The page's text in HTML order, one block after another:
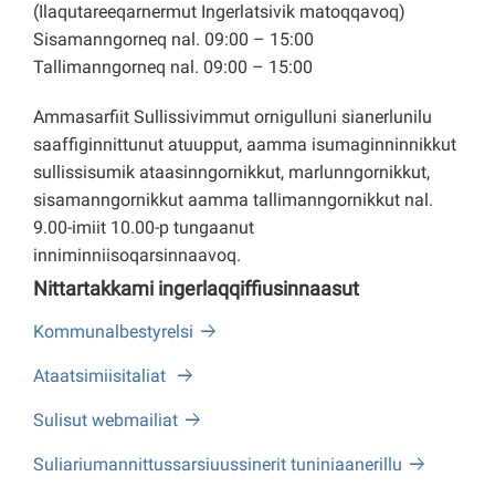
(Ilaqutareeqarnermut Ingerlatsivik matoqqavoq)
Sisamanngorneq nal. 09:00 – 15:00
Tallimanngorneq nal. 09:00 – 15:00
Ammasarfiit Sullissivimmut ornigulluni sianerlunilu
saaffiginnittunut atuupput, aamma isumaginninnikkut
sullissisumik ataasinngornikkut, marlunngornikkut,
sisamanngornikkut aamma tallimanngornikkut nal.
9.00-imiit 10.00-p tungaanut
inniminniisoqarsinnaavoq.
Nittartakkami ingerlaqqiffiusinnaasut
Kommunalbestyrelsi
Ataatsimiisitaliat
Sulisut webmailiat
Suliariumannittussarsiuussinerit tuniniaanerillu